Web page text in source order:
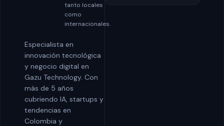
tanto locales
como
internacionales.
Especialista en
innovación tecnológica
y negocio digital en
Gazu Technology. Con
más de 5 años
cubriendo IA, startups y
tendencias en
Colombia y